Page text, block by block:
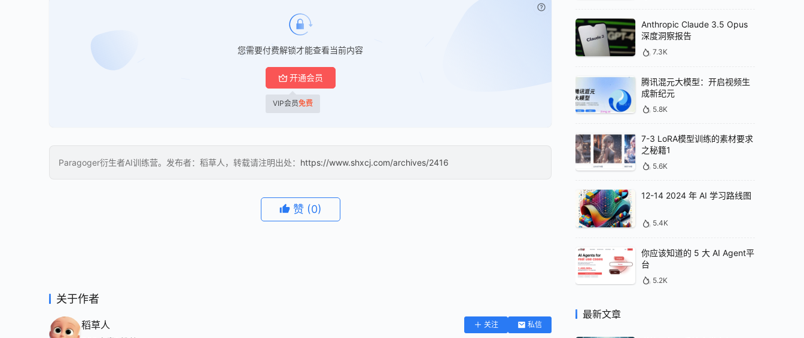
您需要付费解锁才能查看当前内容
开通会员
VIP会员免费
Paragoger衍生者AI训练营。发布者：稻草人，转载请注明出处： https://www.shxcj.com/archives/2416
赞 (0)
关于作者
稻草人 关注 私信
Anthropic Claude 3.5 Opus
深度洞察报告
7.3K
腾讯混元大模型：开启视频生
成新纪元
5.8K
7-3 LoRA模型训练的素材要求
之秘籍1
5.6K
12-14 2024 年 AI 学习路线图
5.4K
你应该知道的 5 大 AI Agent平
台
5.2K
最新文章